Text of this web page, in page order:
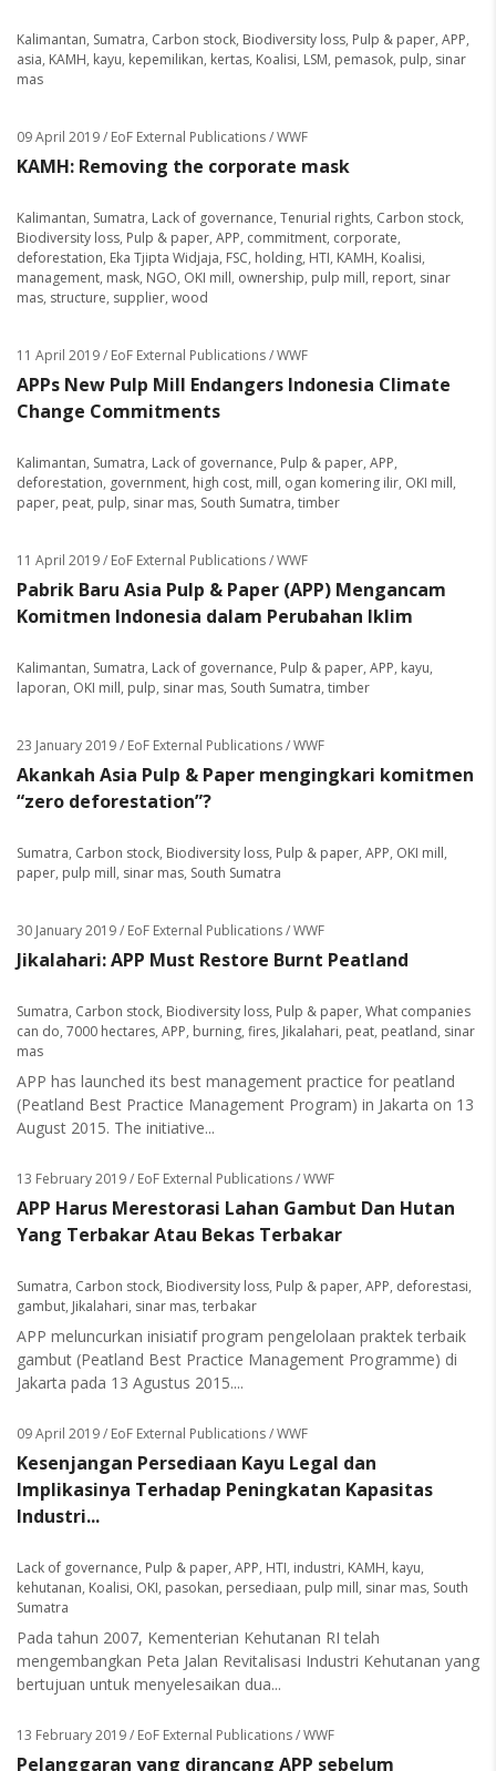
Kalimantan, Sumatra, Carbon stock, Biodiversity loss, Pulp & paper, APP,
asia, KAMH, kayu, kepemilikan, kertas, Koalisi, LSM, pemasok, pulp, sinar
mas
09 April 2019/ EoF External Publications / WWF
KAMH: Removing the corporate mask
Kalimantan, Sumatra, Lack of governance, Tenurial rights, Carbon stock,
Biodiversity loss, Pulp & paper, APP, commitment, corporate,
deforestation, Eka Tjipta Widjaja, FSC, holding, HTI, KAMH, Koalisi,
management, mask, NGO, OKI mill, ownership, pulp mill, report, sinar
mas, structure, supplier, wood
11 April 2019/ EoF External Publications / WWF
APPs New Pulp Mill Endangers Indonesia Climate
Change Commitments
Kalimantan, Sumatra, Lack of governance, Pulp & paper, APP,
deforestation, government, high cost, mill, ogan komering ilir, OKI mill,
paper, peat, pulp, sinar mas, South Sumatra, timber
11 April 2019/ EoF External Publications / WWF
Pabrik Baru Asia Pulp & Paper (APP) Mengancam
Komitmen Indonesia dalam Perubahan Iklim
Kalimantan, Sumatra, Lack of governance, Pulp & paper, APP, kayu,
laporan, OKI mill, pulp, sinar mas, South Sumatra, timber
23 January 2019/ EoF External Publications / WWF
Akankah Asia Pulp & Paper mengingkari komitmen
“zero deforestation”?
Sumatra, Carbon stock, Biodiversity loss, Pulp & paper, APP, OKI mill,
paper, pulp mill, sinar mas, South Sumatra
30 January 2019/ EoF External Publications / WWF
Jikalahari: APP Must Restore Burnt Peatland
Sumatra, Carbon stock, Biodiversity loss, Pulp & paper, What companies
can do, 7000 hectares, APP, burning, fires, Jikalahari, peat, peatland, sinar
mas
APP has launched its best management practice for peatland
(Peatland Best Practice Management Program) in Jakarta on 13
August 2015. The initiative...
13 February 2019/ EoF External Publications / WWF
APP Harus Merestorasi Lahan Gambut Dan Hutan
Yang Terbakar Atau Bekas Terbakar
Sumatra, Carbon stock, Biodiversity loss, Pulp & paper, APP, deforestasi,
gambut, Jikalahari, sinar mas, terbakar
APP meluncurkan inisiatif program pengelolaan praktek terbaik
gambut (Peatland Best Practice Management Programme) di
Jakarta pada 13 Agustus 2015....
09 April 2019/ EoF External Publications / WWF
Kesenjangan Persediaan Kayu Legal dan
Implikasinya Terhadap Peningkatan Kapasitas
Industri...
Lack of governance, Pulp & paper, APP, HTI, industri, KAMH, kayu,
kehutanan, Koalisi, OKI, pasokan, persediaan, pulp mill, sinar mas, South
Sumatra
Pada tahun 2007, Kementerian Kehutanan RI telah
mengembangkan Peta Jalan Revitalisasi Industri Kehutanan yang
bertujuan untuk menyelesaikan dua...
13 February 2019/ EoF External Publications / WWF
Pelanggaran yang dirancang APP sebelum